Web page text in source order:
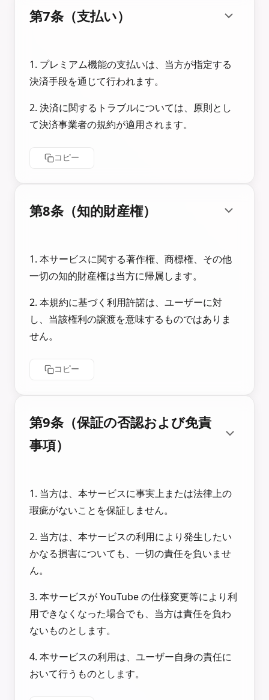
第7条（支払い）
1. プレミアム機能の支払いは、当方が指定する
決済手段を通じて行われます。
2. 決済に関するトラブルについては、原則とし
て決済事業者の規約が適用されます。
コピー
第8条（知的財産権）
1. 本サービスに関する著作権、商標権、その他
一切の知的財産権は当方に帰属します。
2. 本規約に基づく利用許諾は、ユーザーに対
し、当該権利の譲渡を意味するものではありま
せん。
コピー
第9条（保証の否認および免責
事項）
1. 当方は、本サービスに事実上または法律上の
瑕疵がないことを保証しません。
2. 当方は、本サービスの利用により発生したい
かなる損害についても、一切の責任を負いませ
ん。
3. 本サービスが YouTube の仕様変更等により利
用できなくなった場合でも、当方は責任を負わ
ないものとします。
4. 本サービスの利用は、ユーザー自身の責任に
おいて行うものとします。